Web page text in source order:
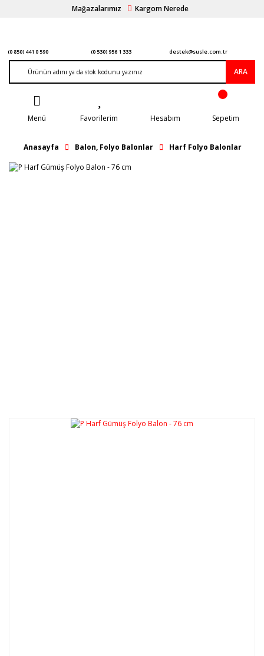
Mağazalarımız Kargom Nerede
(0 850) 441 0 590 (0 530) 956 1 333 destek@susle.com.tr
ARA
Menü Favorilerim Hesabım Sepetim
Anasayfa Balon, Folyo Balonlar Harf Folyo Balonlar